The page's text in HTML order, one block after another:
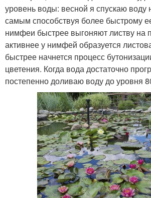
уровень воды: весной я спускаю воду
самым способствуя более быстрому
нимфеи быстрее выгоняют листву на
активнее у нимфей образуется
быстрее начнется процесс
цветения. Когда вода достаточно
постепенно доливаю воду до уровня